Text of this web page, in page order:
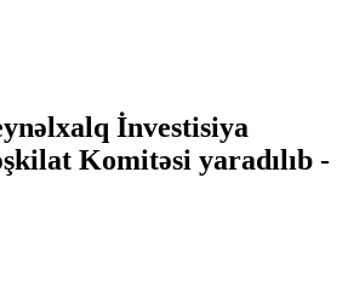
İnvestisiya
Komitəsi yaradılıb -